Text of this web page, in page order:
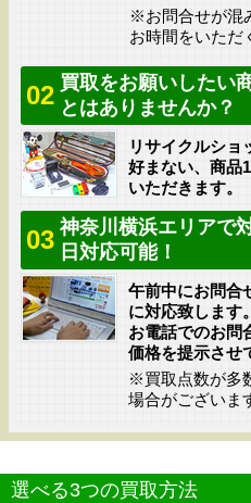
※お問合せが混
お時間をいただ
02 買取をお願いしたい
とはありませんか？
リサイクルショ
好まない、商品
いただきます。
03 神奈川横浜エリアで
日対応可能！
午前中にお問合
に対応致します。
お電話でのお問
価格を提示させ
※買取点数が多
場合がございま
選べる3つの買取方法